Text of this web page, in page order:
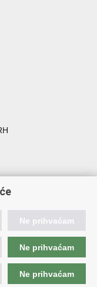
Ne prihvaćam
Ne prihvaćam
Ne prihvaćam